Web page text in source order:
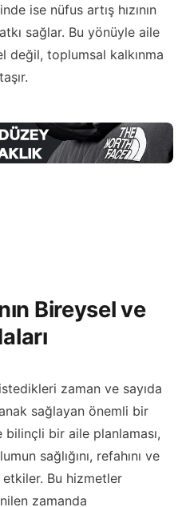
ise nüfus artış hızının
sağlar. Bu yönüyle aile
değil, toplumsal kalkınma
Bireysel ve
zaman ve sayıda
sağlayan önemli bir
bir aile planlaması,
sağlığını, refahını ve
Bu hizmetler
zamanda